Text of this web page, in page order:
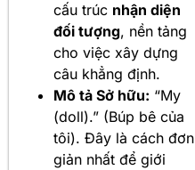
cấu trúc nhận diện
đối tượng, nền tảng
cho việc xây dựng
câu khẳng định.
Mô tả Sở hữu: “My
(doll).” (Búp bê của
tôi). Đây là cách đơn
giản nhất để giới